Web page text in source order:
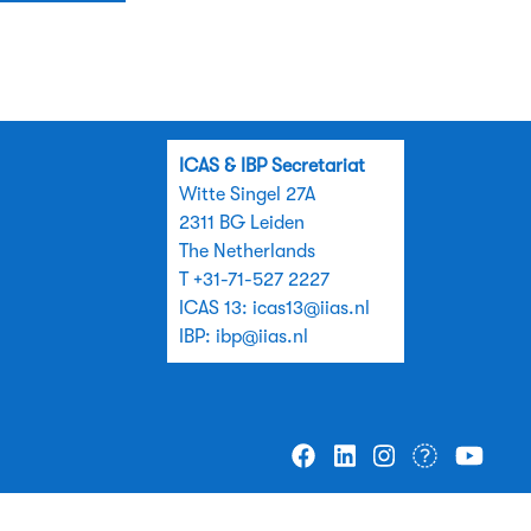
ICAS & IBP Secretariat
Witte Singel 27A
2311 BG Leiden
The Netherlands
T +31-71-527 2227
ICAS 13: icas13@iias.nl
IBP: ibp@iias.nl